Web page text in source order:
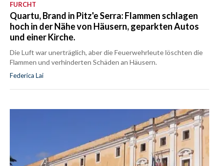
FURCHT
Quartu, Brand in Pitz'e Serra: Flammen schlagen
hoch in der Nähe von Häusern, geparkten Autos
und einer Kirche.
Die Luft war unerträglich, aber die Feuerwehrleute löschten die
Flammen und verhinderten Schäden an Häusern.
Federica Lai